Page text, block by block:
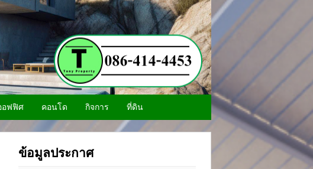
อฟฟิศ คอนโด กิจการ ที่ดิน
ข้อมูลประกาศ